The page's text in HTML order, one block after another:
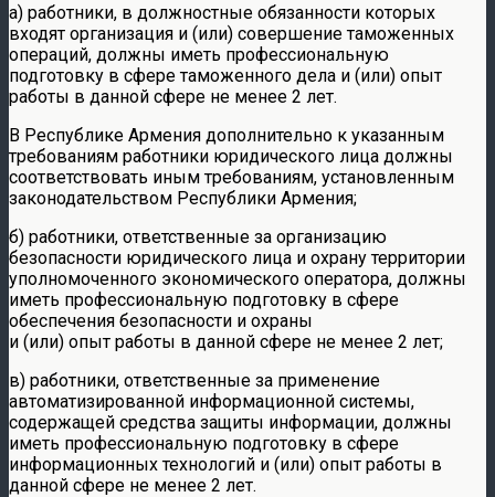
а) работники, в должностные обязанности которых
входят организация и (или) совершение таможенных
операций, должны иметь профессиональную
подготовку в сфере таможенного дела и (или) опыт
работы в данной сфере не менее 2 лет.
В Республике Армения дополнительно к указанным
требованиям работники юридического лица должны
соответствовать иным требованиям, установленным
законодательством Республики Армения;
б) работники, ответственные за организацию
безопасности юридического лица и охрану территории
уполномоченного экономического оператора, должны
иметь профессиональную подготовку в сфере
обеспечения безопасности и охраны
и (или) опыт работы в данной сфере не менее 2 лет;
в) работники, ответственные за применение
автоматизированной информационной системы,
содержащей средства защиты информации, должны
иметь профессиональную подготовку в сфере
информационных технологий и (или) опыт работы в
данной сфере не менее 2 лет.